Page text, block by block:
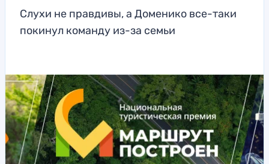
Слухи не правдивы, а Доменико все-таки
покинул команду из-за семьи